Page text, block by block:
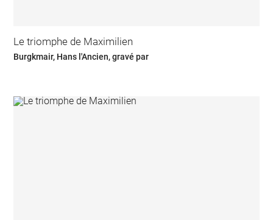
Le triomphe de Maximilien
Burgkmair, Hans l'Ancien, gravé par